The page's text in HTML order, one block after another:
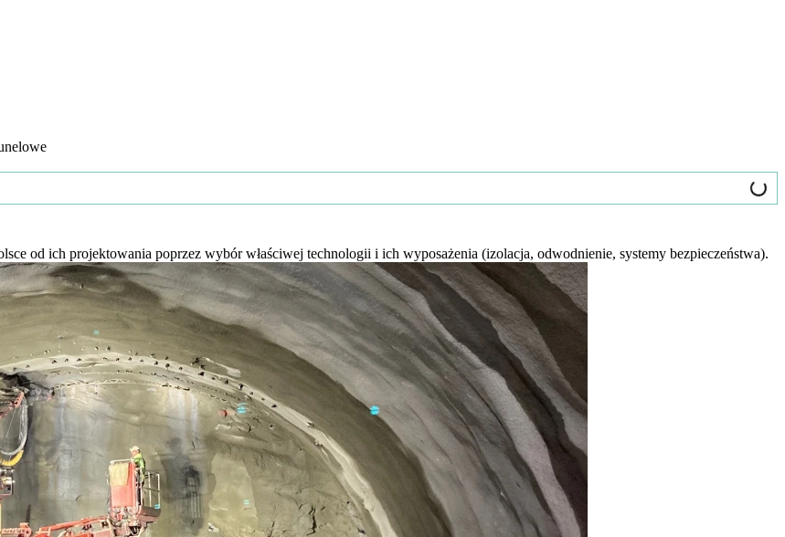
od ich projektowania poprzez wybór właściwej technologii i ich wyposażenia (izolacja, odwodnienie, systemy bezpieczeństwa).